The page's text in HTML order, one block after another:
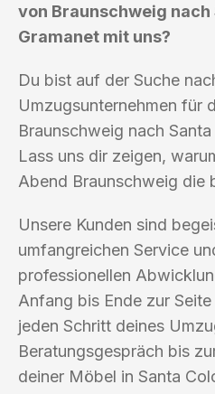
von Braunschweig nach
Gramanet mit uns?
Du bist auf der Suche
Umzugsunternehmen für
Braunschweig nach
Lass uns dir zeigen,
Abend Braunschweig die
Unsere Kunden sind
umfangreichen Service
professionellen
Anfang bis Ende zur
jeden Schritt deines
Beratungsgespräch bis
deiner Möbel in Santa